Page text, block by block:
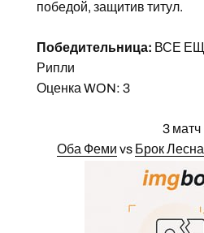
победой, защитив титул.
Победительница: ВСЕ
Рипли
Оценка WON: 3
3 матч
Оба Феми vs Брок